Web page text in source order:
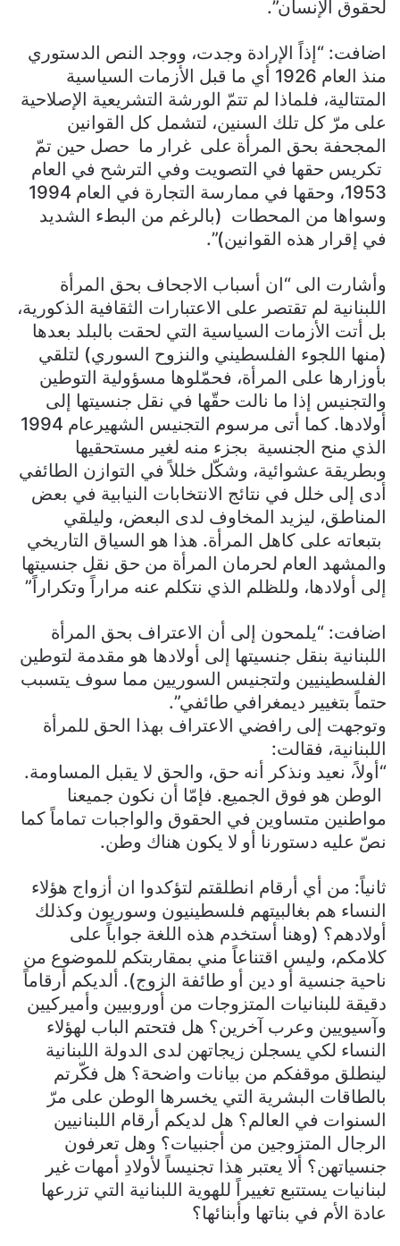
لحقوق الإنسان”.
اضافت: “إذاً الإرادة وجدت، ووجد النص الدستوري
منذ العام 1926 أي ما قبل الأزمات السياسية
المتتالية، فلماذا لم تتمّ الورشة التشريعية الإصلاحية
على مرّ كل تلك السنين، لتشمل كل القوانين
المجحفة بحق المرأة على غرار ما حصل حين تمّ
تكريس حقها في التصويت وفي الترشح في العام
1953، وحقها في ممارسة التجارة في العام 1994
وسواها من المحطات (بالرغم من البطء الشديد
في إقرار هذه القوانين)”.
وأشارت الى “ان أسباب الاجحاف بحق المرأة
اللبنانية لم تقتصر على الاعتبارات الثقافية الذكورية،
بل أتت الأزمات السياسية التي لحقت بالبلد بعدها
(منها اللجوء الفلسطيني والنزوح السوري) لتلقي
بأوزارها على المرأة، فحمّلوها مسؤولية التوطين
والتجنيس إذا ما نالت حقّها في نقل جنسيتها إلى
أولادها. كما أتى مرسوم التجنيس الشهيرعام 1994
الذي منح الجنسية بجزء منه لغير مستحقيها
وبطريقة عشوائية، وشكّل خللاً في التوازن الطائفي
أدى إلى خلل في نتائج الانتخابات النيابية في بعض
المناطق، ليزيد المخاوف لدى البعض، وليلقي
بتبعاته على كاهل المرأة. هذا هو السياق التاريخي
والمشهد العام لحرمان المرأة من حق نقل جنسيتها
إلى أولادها، وللظلم الذي نتكلم عنه مراراً وتكراراً”
اضافت: “يلمحون إلى أن الاعتراف بحق المرأة
اللبنانية بنقل جنسيتها إلى أولادها هو مقدمة لتوطين
الفلسطينيين ولتجنيس السوريين مما سوف يتسبب
حتماً بتغيير ديمغرافي طائفي”.
وتوجهت إلى رافضي الاعتراف بهذا الحق للمرأة
اللبنانية، فقالت:
“أولاً، نعيد ونذكر أنه حق، والحق لا يقبل المساومة.
الوطن هو فوق الجميع. فإمّا أن نكون جميعنا
مواطنين متساوين في الحقوق والواجبات تماماً كما
نصّ عليه دستورنا أو لا يكون هناك وطن.
ثانياً: من أي أرقام انطلقتم لتؤكدوا ان أزواج هؤلاء
النساء هم بغالبيتهم فلسطينيون وسوريون وكذلك
أولادهم؟ (وهنا أستخدم هذه اللغة جواباً على
كلامكم، وليس اقتناعاً مني بمقاربتكم للموضوع من
ناحية جنسية أو دين أو طائفة الزوج). ألديكم أرقاماً
دقيقة للبنانيات المتزوجات من أوروبيين وأميركيين
وآسيويين وعرب آخرين؟ هل فتحتم الباب لهؤلاء
النساء لكي يسجلن زيجاتهن لدى الدولة اللبنانية
لينطلق موقفكم من بيانات واضحة؟ هل فكّرتم
بالطاقات البشرية التي يخسرها الوطن على مرّ
السنوات في العالم؟ هل لديكم أرقام اللبنانيين
الرجال المتزوجين من أجنبيات؟ وهل تعرفون
جنسياتهن؟ ألا يعتبر هذا تجنيساً لأولادِ أمهات غير
لبنانيات يستتبع تغييراً للهوية اللبنانية التي تزرعها
عادة الأم في بناتها وأبنائها؟